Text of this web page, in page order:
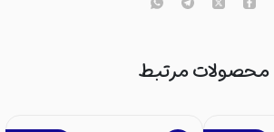
محصولات مرتبط